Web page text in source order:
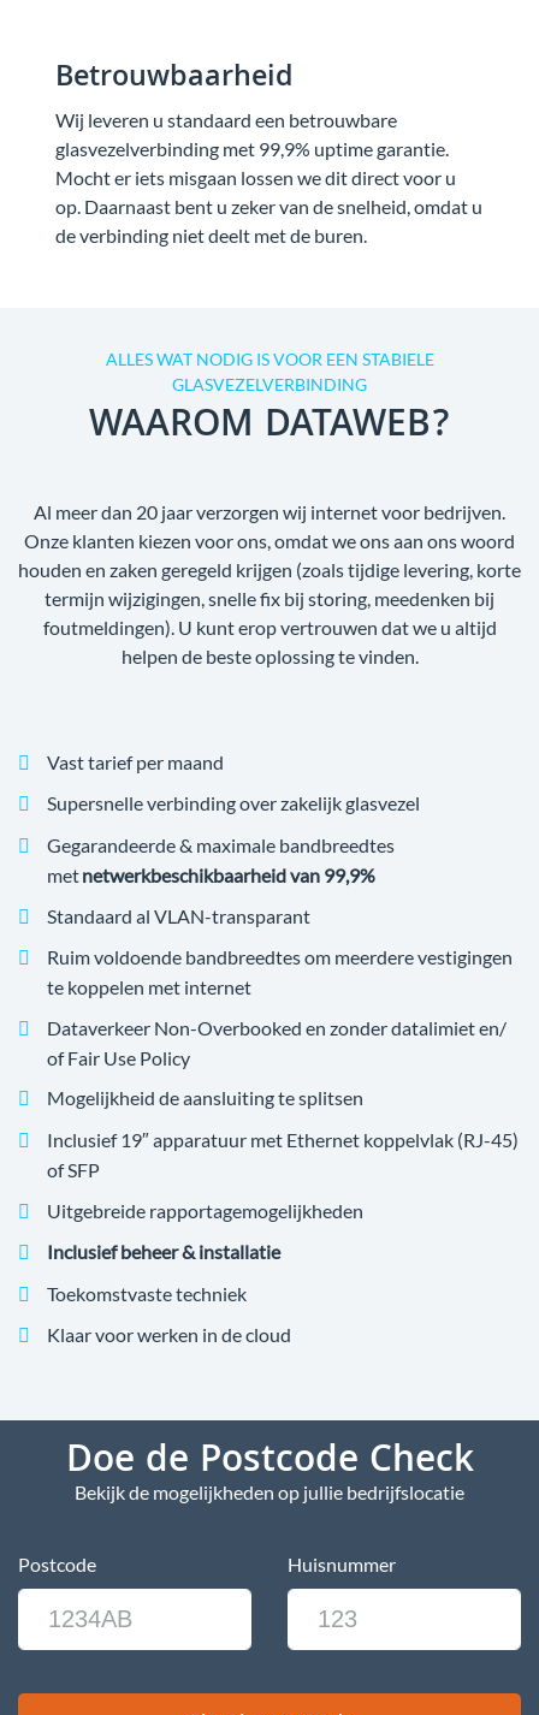
Betrouwbaarheid
Wij leveren u standaard een betrouwbare
glasvezelverbinding met 99,9% uptime garantie.
Mocht er iets misgaan lossen we dit direct voor u
op. Daarnaast bent u zeker van de snelheid, omdat u
de verbinding niet deelt met de buren.
ALLES WAT NODIG IS VOOR EEN STABIELE
GLASVEZELVERBINDING
WAAROM DATAWEB?
Al meer dan 20 jaar verzorgen wij internet voor bedrijven.
Onze klanten kiezen voor ons, omdat we ons aan ons woord
houden en zaken geregeld krijgen (zoals tijdige levering, korte
termijn wijzigingen, snelle fix bij storing, meedenken bij
foutmeldingen). U kunt erop vertrouwen dat we u altijd
helpen de beste oplossing te vinden.
Vast tarief per maand
Supersnelle verbinding over zakelijk glasvezel
Gegarandeerde & maximale bandbreedtes
metnetwerkbeschikbaarheid van 99,9%
Standaard al VLAN-transparant
Ruim voldoende bandbreedtes om meerdere vestigingen
te koppelen met internet
Dataverkeer Non-Overbooked en zonder datalimiet en/
of Fair Use Policy
Mogelijkheid de aansluiting te splitsen
Inclusief 19″ apparatuur met Ethernet koppelvlak (RJ-45)
of SFP
Uitgebreide rapportagemogelijkheden
Inclusief beheer & installatie
Toekomstvaste techniek
Klaar voor werken in de cloud
Doe de Postcode Check
Bekijk de mogelijkheden op jullie bedrijfslocatie
Postcode Huisnummer